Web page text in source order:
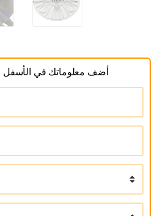
أضف معلوماتك في الأسفل